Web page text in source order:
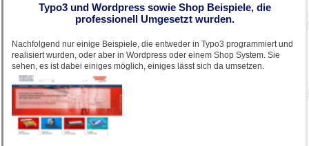
Typo3 und Wordpress sowie Shop Beispiele, die
professionell Umgesetzt wurden.
Nachfolgend nur einige Beispiele, die entweder in Typo3 programmiert und
realisiert wurden, oder aber in Wordpress oder einem Shop System. Sie
sehen, es ist dabei einiges möglich, einiges lässt sich da umsetzen.